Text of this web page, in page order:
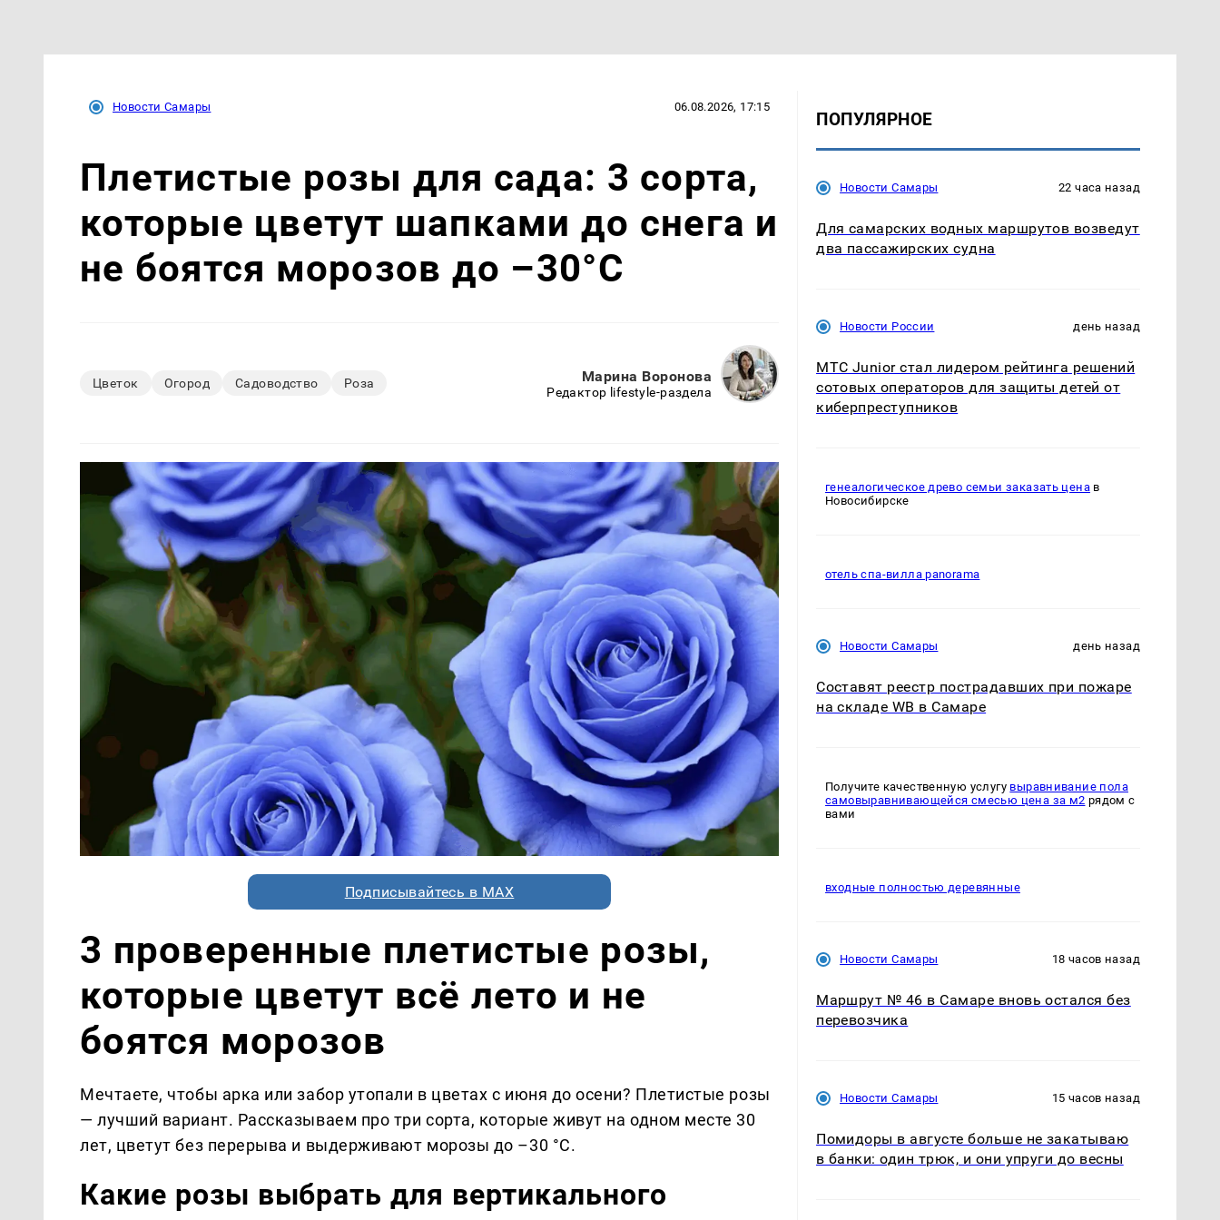
Новости Самары 06.08.2026, 17:15
Плетистые розы для сада: 3 сорта,
которые цветут шапками до снега и
не боятся морозов до –30°C
Цветок Огород Садоводство Роза Марина Воронова
Редактор lifestyle-раздела
Подписывайтесь в MAX
3 проверенные плетистые розы,
которые цветут всё лето и не
боятся морозов
Мечтаете, чтобы арка или забор утопали в цветах с июня до осени? Плетистые розы
— лучший вариант. Рассказываем про три сорта, которые живут на одном месте 30
лет, цветут без перерыва и выдерживают морозы до –30 °C.
Какие розы выбрать для вертикального
ПОПУЛЯРНОЕ
Новости Самары 22 часа назад
Для самарских водных маршрутов возведут
два пассажирских судна
Новости России день назад
МТС Junior стал лидером рейтинга решений
сотовых операторов для защиты детей от
киберпреступников
генеалогическое древо семьи заказать цена в
Новосибирске
отель спа-вилла panorama
Новости Самары день назад
Составят реестр пострадавших при пожаре
на складе WB в Самаре
Получите качественную услугу выравнивание пола
самовыравнивающейся смесью цена за м2 рядом с
вами
входные полностью деревянные
Новости Самары 18 часов назад
Маршрут № 46 в Самаре вновь остался без
перевозчика
Новости Самары 15 часов назад
Помидоры в августе больше не закатываю
в банки: один трюк, и они упруги до весны